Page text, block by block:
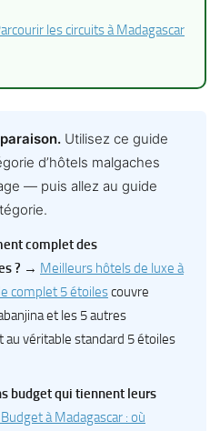
les circuits à Madagascar
Utilisez ce guide
d’hôtels malgaches
— puis allez au guide
complet des
? → Meilleurs hôtels de luxe à
complet 5 étoilescouvre
et les 5 autres
véritable standard 5 étoiles
budget qui tiennent leurs
à Madagascar : où